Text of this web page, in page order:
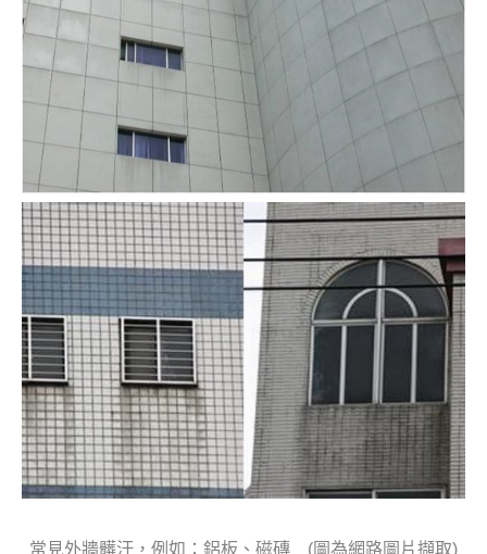
常見外牆髒汙，例如：鋁板、磁磚 (圖為網路圖片擷取)